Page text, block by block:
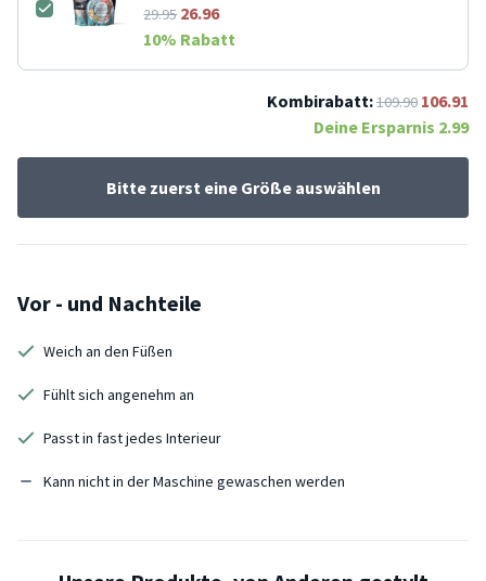
29.9526.96
10% Rabatt
Kombirabatt:109.90 106.91
Deine Ersparnis 2.99
Bitte zuerst eine Größe auswählen
Vor - und Nachteile
Weich an den Füßen
Fühlt sich angenehm an
Passt in fast jedes Interieur
Kann nicht in der Maschine gewaschen werden